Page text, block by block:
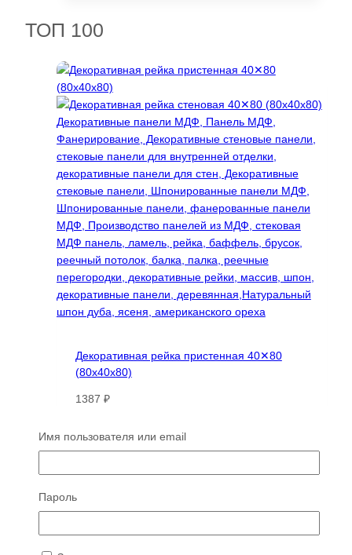
ТОП 100
Декоративная рейка пристенная 40✕80
(80х40х80)
1387 ₽
товар
имеет
выбрать
Рейка VAR декоративная, деревянная,
Имя пользователя или email
Пароль